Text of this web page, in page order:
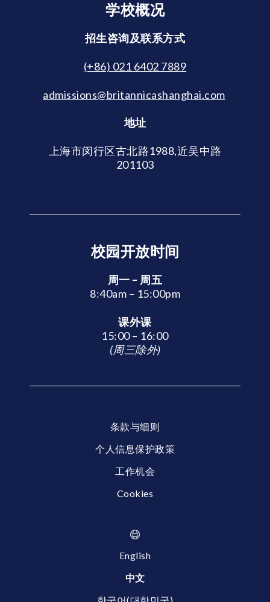
学校概况
招生咨询及联系方式
(+86) 021 6402 7889
admissions@britannicashanghai.com
地址
上海市闵行区古北路1988,近吴中路
201103
校园开放时间
周一 – 周五
8:40am – 15:00pm
课外课
15:00 – 16:00
(周三除外)
条款与细则
个人信息保护政策
工作机会
Cookies
English
中文